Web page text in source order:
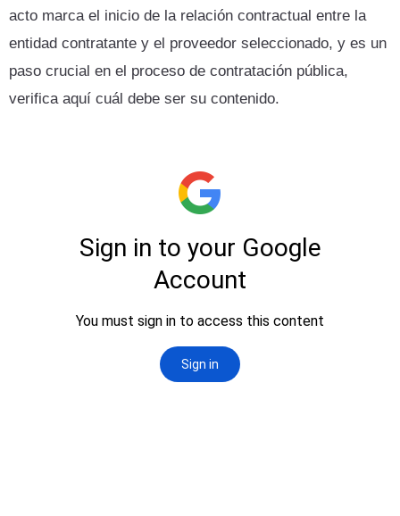
acto marca el inicio de la relación contractual entre la
entidad contratante y el proveedor seleccionado, y es un
paso crucial en el proceso de contratación pública,
verifica aquí cuál debe ser su contenido.